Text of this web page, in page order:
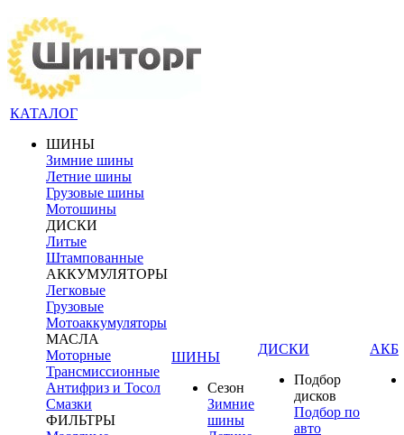
КАТАЛОГ
ШИНЫ
Зимние шины
Летние шины
Грузовые шины
Мотошины
ДИСКИ
Литые
Штампованные
АККУМУЛЯТОРЫ
Легковые
Грузовые
Мотоаккумуляторы
МАСЛА
Моторные
Трансмиссионные
Антифриз и Тосол
Смазки
ФИЛЬТРЫ
ШИНЫ
Сезон
Зимние
шины
ДИСКИ
Подбор
дисков
Подбор по
авто
АКБ